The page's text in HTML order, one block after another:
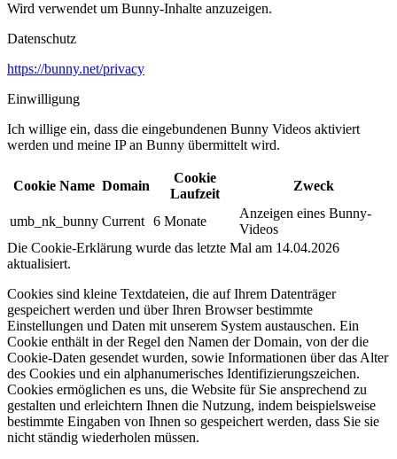
Wird verwendet um Bunny-Inhalte anzuzeigen.​
Datenschutz
https://bunny.net/privacy
Einwilligung
Ich willige ein, dass die eingebundenen Bunny Videos aktiviert
werden und meine IP an Bunny übermittelt wird.​
Cookie Name Domain
Cookie
Laufzeit
Zweck
umb_nk_bunny Current 6 Monate
Anzeigen eines Bunny-
Videos
Die Cookie-Erklärung wurde das letzte Mal am 14.04.2026
aktualisiert.
Cookies sind kleine Textdateien, die auf Ihrem Datenträger
gespeichert werden und über Ihren Browser bestimmte
Einstellungen und Daten mit unserem System austauschen. Ein
Cookie enthält in der Regel den Namen der Domain, von der die
Cookie-Daten gesendet wurden, sowie Informationen über das Alter
des Cookies und ein alphanumerisches Identifizierungszeichen.
Cookies ermöglichen es uns, die Website für Sie ansprechend zu
gestalten und erleichtern Ihnen die Nutzung, indem beispielsweise
bestimmte Eingaben von Ihnen so gespeichert werden, dass Sie sie
nicht ständig wiederholen müssen.​